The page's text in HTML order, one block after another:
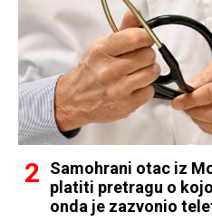
Samohrani otac iz
platiti pretragu o
onda je zazvonio